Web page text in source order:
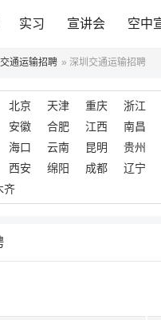
实习 宣讲会 空中
交通运输招聘 » 深圳交通运输招聘
北京 天津 重庆
浙江
安徽 合肥 江西
南昌
海口 云南 昆明
贵州
西安 绵阳 成都
辽宁
齐